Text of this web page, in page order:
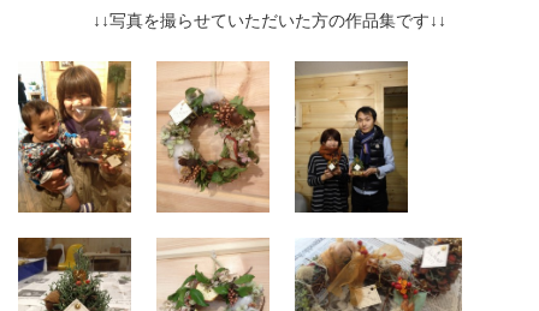
↓↓写真を撮らせていただいた方の作品集です↓↓